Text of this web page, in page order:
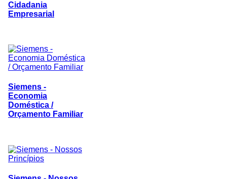
Cidadania
Empresarial
Siemens -
Economia
Doméstica /
Orçamento Familiar